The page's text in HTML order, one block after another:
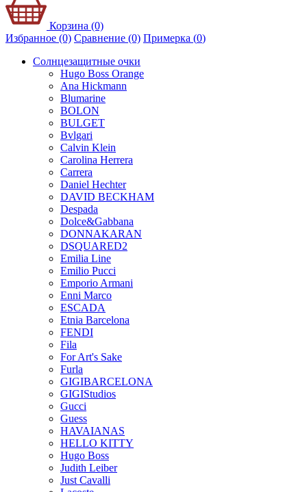
Корзина (0)
Избранное (0) Сравнение (0) Примерка (0)
Солнцезащитные очки
Hugo Boss Orange
Ana Hickmann
Blumarine
BOLON
BULGET
Bvlgari
Calvin Klein
Carolina Herrera
Carrera
Daniel Hechter
DAVID BECKHAM
Despada
Dolce&Gabbana
DONNAKARAN
DSQUARED2
Emilia Line
Emilio Pucci
Emporio Armani
Enni Marco
ESCADA
Etnia Barcelona
FENDI
Fila
For Art's Sake
Furla
GIGIBARCELONA
GIGIStudios
Gucci
Guess
HAVAIANAS
HELLO KITTY
Hugo Boss
Judith Leiber
Just Cavalli